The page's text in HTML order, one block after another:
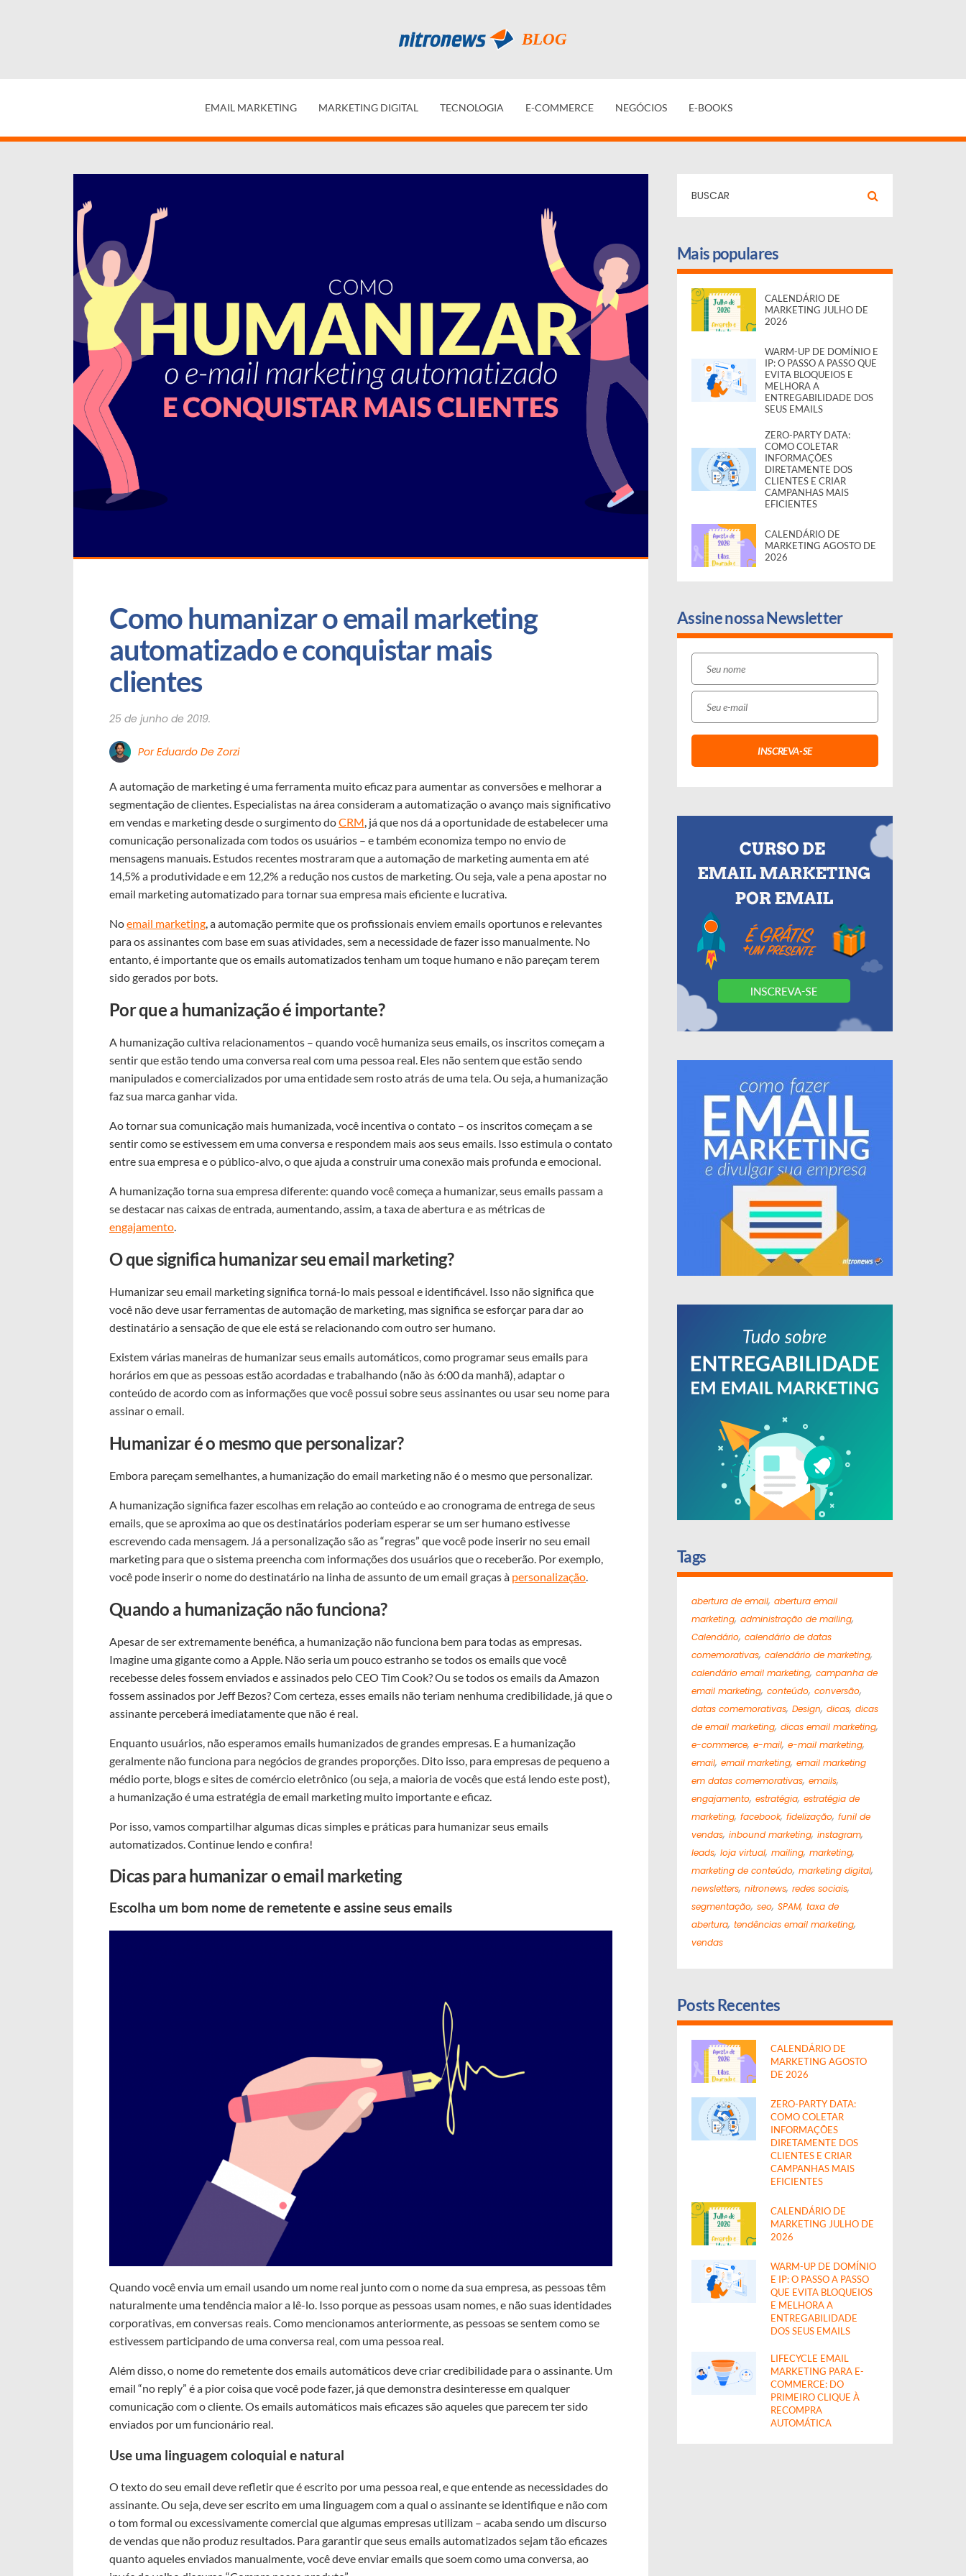
EMAIL MARKETING MARKETING DIGITAL TECNOLOGIA E-COMMERCE NEGÓCIOS E-BOOKS
Como humanizar o email marketing
automatizado e conquistar mais
clientes
25 de junho de 2019.
Por Eduardo De Zorzi
A automação de marketing é uma ferramenta muito eficaz para aumentar as conversões e melhorar a
segmentação de clientes. Especialistas na área consideram a automatização o avanço mais significativo
em vendas e marketing desde o surgimento doCRM, já que nos dá a oportunidade de estabelecer uma
comunicação personalizada com todos os usuários – e também economiza tempo no envio de
mensagens manuais. Estudos recentes mostraram que a automação de marketing aumenta em até
14,5% a produtividade e em 12,2% a redução nos custos de marketing. Ou seja, vale a pena apostar no
email marketing automatizado para tornar sua empresa mais eficiente e lucrativa.
Noemail marketing, a automação permite que os profissionais enviem emails oportunos e relevantes
para os assinantes com base em suas atividades, sem a necessidade de fazer isso manualmente. No
entanto, é importante que os emails automatizados tenham um toque humano e não pareçam terem
sido gerados por bots.
Por que a humanização é importante?
A humanização cultiva relacionamentos – quando você humaniza seus emails, os inscritos começam a
sentir que estão tendo uma conversa real com uma pessoa real. Eles não sentem que estão sendo
manipulados e comercializados por uma entidade sem rosto atrás de uma tela. Ou seja, a humanização
faz sua marca ganhar vida.
Ao tornar sua comunicação mais humanizada, você incentiva o contato – os inscritos começam a se
sentir como se estivessem em uma conversa e respondem mais aos seus emails. Isso estimula o contato
entre sua empresa e o público-alvo, o que ajuda a construir uma conexão mais profunda e emocional.
A humanização torna sua empresa diferente: quando você começa a humanizar, seus emails passam a
se destacar nas caixas de entrada, aumentando, assim, a taxa de abertura e as métricas de
engajamento.
O que significa humanizar seu email marketing?
Humanizar seu email marketing significa torná-lo mais pessoal e identificável. Isso não significa que
você não deve usar ferramentas de automação de marketing, mas significa se esforçar para dar ao
destinatário a sensação de que ele está se relacionando com outro ser humano.
Existem várias maneiras de humanizar seus emails automáticos, como programar seus emails para
horários em que as pessoas estão acordadas e trabalhando (não às 6:00 da manhã), adaptar o
conteúdo de acordo com as informações que você possui sobre seus assinantes ou usar seu nome para
assinar o email.
Humanizar é o mesmo que personalizar?
Embora pareçam semelhantes, a humanização do email marketing não é o mesmo que personalizar.
A humanização significa fazer escolhas em relação ao conteúdo e ao cronograma de entrega de seus
emails, que se aproxima ao que os destinatários poderiam esperar se um ser humano estivesse
escrevendo cada mensagem. Já a personalização são as “regras” que você pode inserir no seu email
marketing para que o sistema preencha com informações dos usuários que o receberão. Por exemplo,
você pode inserir o nome do destinatário na linha de assunto de um email graças à personalização
Quando a humanização não funciona?
Apesar de ser extremamente benéfica, a humanização não funciona bem para todas as empresas.
Imagine uma gigante como a Apple. Não seria um pouco estranho se todos os emails que você
recebesse deles fossem enviados e assinados pelo CEO Tim Cook? Ou se todos os emails da Amazon
fossem assinados por Jeff Bezos? Com certeza, esses emails não teriam nenhuma credibilidade, já que o
assinante perceberá imediatamente que não é real.
Enquanto usuários, não esperamos emails humanizados de grandes empresas. E a humanização
geralmente não funciona para negócios de grandes proporções. Dito isso, para empresas de pequeno a
médio porte, blogs e sites de comércio eletrônico (ou seja, a maioria de vocês que está lendo este post),
a humanização é uma estratégia de email marketing muito importante e eficaz.
Por isso, vamos compartilhar algumas dicas simples e práticas para humanizar seus emails
automatizados. Continue lendo e confira!
Dicas para humanizar o email marketing
Escolha um bom nome de remetente e assine seus emails
Quando você envia um email usando um nome real junto com o nome da sua empresa, as pessoas têm
naturalmente uma tendência maior a lê-lo. Isso porque as pessoas usam nomes, e não suas identidades
corporativas, em conversas reais. Como mencionamos anteriormente, as pessoas se sentem como se
estivessem participando de uma conversa real, com uma pessoa real.
Além disso, o nome do remetente dos emails automáticos deve criar credibilidade para o assinante. Um
email “no reply” é a pior coisa que você pode fazer, já que demonstra desinteresse em qualquer
comunicação com o cliente. Os emails automáticos mais eficazes são aqueles que parecem ter sido
enviados por um funcionário real.
Use uma linguagem coloquial e natural
O texto do seu email deve refletir que é escrito por uma pessoa real, e que entende as necessidades do
assinante. Ou seja, deve ser escrito em uma linguagem com a qual o assinante se identifique e não com
o tom formal ou excessivamente comercial que algumas empresas utilizam – acaba sendo um discurso
de vendas que não produz resultados. Para garantir que seus emails automatizados sejam tão eficazes
quanto aqueles enviados manualmente, você deve enviar emails que soem como uma conversa, ao
Mais populares
CALENDÁRIO DE
MARKETING JULHO DE
2026
WARM-UP DE DOMÍNIO E
IP: O PASSO A PASSO QUE
EVITA BLOQUEIOS E
MELHORA A
ENTREGABILIDADE DOS
SEUS EMAILS
ZERO-PARTY DATA:
COMO COLETAR
INFORMAÇÕES
DIRETAMENTE DOS
CLIENTES E CRIAR
CAMPANHAS MAIS
EFICIENTES
CALENDÁRIO DE
MARKETING AGOSTO DE
2026
Assine nossa Newsletter
Tags
abertura de email, abertura email
marketing, administração de mailing,
Calendário, calendário de datas
comemorativas, calendário de marketing,
calendário email marketing, campanha de
email marketing, conteúdo, conversão,
datas comemorativas, Design, dicas, dicas
de email marketing, dicas email marketing,
e-commerce, e-mail, e-mail marketing,
email, email marketing, email marketing
em datas comemorativas, emails,
engajamento, estratégia, estratégia de
marketing, facebook, fidelização, funil de
vendas, inbound marketing, instagram,
leads, loja virtual, mailing, marketing,
marketing de conteúdo, marketing digital,
newsletters, nitronews, redes sociais,
segmentação, seo, SPAM, taxa de
abertura, tendências email marketing,
vendas
Posts Recentes
CALENDÁRIO DE
MARKETING AGOSTO
DE 2026
ZERO-PARTY DATA:
COMO COLETAR
INFORMAÇÕES
DIRETAMENTE DOS
CLIENTES E CRIAR
CAMPANHAS MAIS
EFICIENTES
CALENDÁRIO DE
MARKETING JULHO DE
2026
WARM-UP DE DOMÍNIO
E IP: O PASSO A PASSO
QUE EVITA BLOQUEIOS
E MELHORA A
ENTREGABILIDADE
DOS SEUS EMAILS
LIFECYCLE EMAIL
MARKETING PARA E-
COMMERCE: DO
PRIMEIRO CLIQUE À
RECOMPRA
AUTOMÁTICA